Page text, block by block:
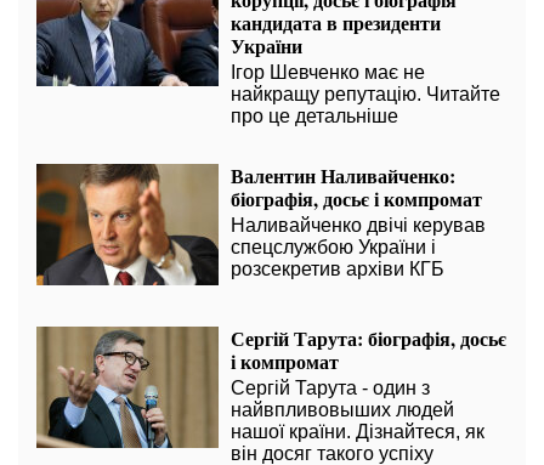
кандидата в президенти
України
Ігор Шевченко має не
найкращу репутацію. Читайте
про це детальніше
Валентин Наливайченко:
біографія, досьє і компромат
Наливайченко двічі керував
спецслужбою України і
розсекретив архіви КГБ
Сергій Тарута: біографія, досьє
і компромат
Сергій Тарута - один з
найвпливовыших людей
нашої країни. Дізнайтеся, як
він досяг такого успіху